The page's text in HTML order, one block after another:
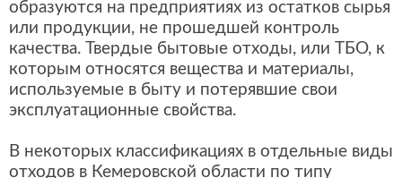
образуются на предприятиях из остатков сырья
или продукции, не прошедшей контроль
качества. Твердые бытовые отходы, или ТБО, к
которым относятся вещества и материалы,
используемые в быту и потерявшие свои
эксплуатационные свойства.
В некоторых классификациях в отдельные виды
отходов в Кемеровской области по типу